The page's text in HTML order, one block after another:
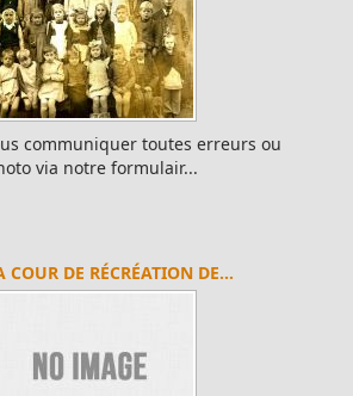
communiquer toutes erreurs ou
via notre formulair...
COUR DE RÉCRÉATION DE...